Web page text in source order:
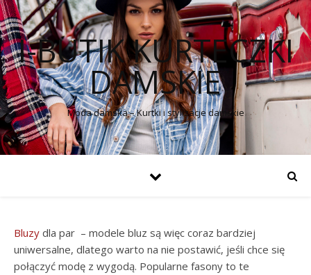
I-BUTIK KURTECZKI
DAMSKIE
Moda damska – Kurtki i stylizacje damskie
Bluzy dla par – modele bluz są więc coraz bardziej
uniwersalne, dlatego warto na nie postawić, jeśli chce się
połączyć modę z wygodą. Popularne fasony to te